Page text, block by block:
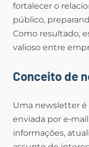
fortalecer o
público,
Como resultado,
valioso entre
Conceito de
Uma newsletter
enviada por
informações,